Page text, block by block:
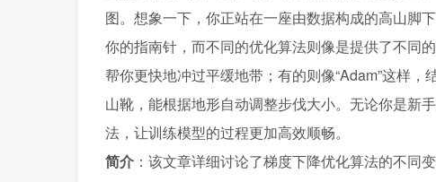
图。想象一下，你正站在一座由数据构成的高山脚
你的指南针，而不同的优化算法则像是提供了不同
帮你更快地冲过平缓地带；有的则像“Adam”这样
山靴，能根据地形自动调整步伐大小。无论你是新
法，让训练模型的过程更加高效顺畅。
简介 ：该文章详细讨论了梯度下降优化算法的不同